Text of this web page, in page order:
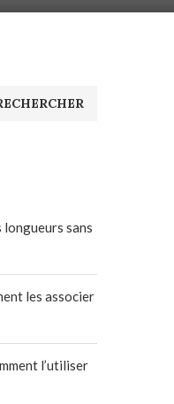
sans
les associer
l’utiliser